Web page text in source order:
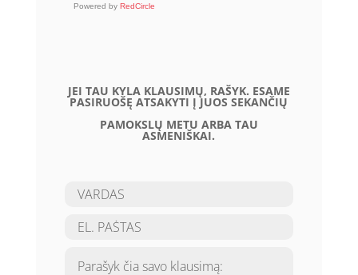
Powered by RedCircle
JEI TAU KYLA KLAUSIMŲ, RAŠYK. ESAME
PASIRUOŠĘ ATSAKYTI Į JUOS SEKANČIŲ
PAMOKSLŲ METU ARBA TAU
ASMENIŠKAI.